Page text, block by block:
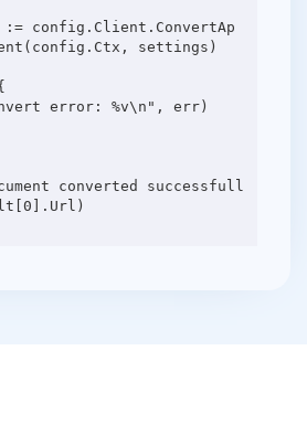
config.Client.ConvertAp
settings)
error: %v\n", err)
converted successfull